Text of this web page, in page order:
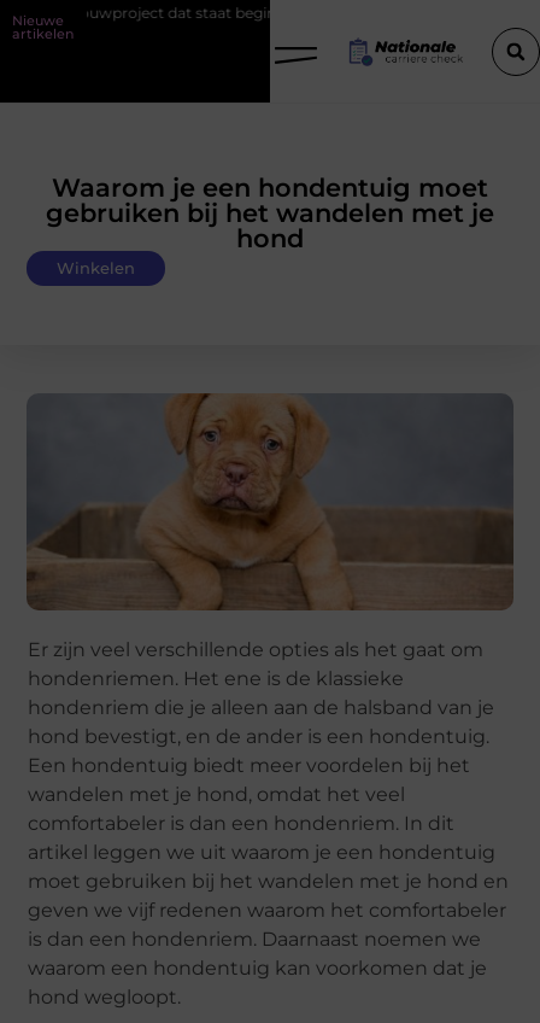
Nieuwe
artikelen
staat begint bij de fundering
Waarom je een hondentuig moet
gebruiken bij het wandelen met je
hond
Winkelen
Er zijn veel verschillende opties als het gaat om
hondenriemen. Het ene is de klassieke
hondenriem die je alleen aan de halsband van je
hond bevestigt, en de ander is een hondentuig.
Een hondentuig biedt meer voordelen bij het
wandelen met je hond, omdat het veel
comfortabeler is dan een hondenriem. In dit
artikel leggen we uit waarom je een hondentuig
moet gebruiken bij het wandelen met je hond en
geven we vijf redenen waarom het comfortabeler
is dan een hondenriem. Daarnaast noemen we
waarom een hondentuig kan voorkomen dat je
hond wegloopt.